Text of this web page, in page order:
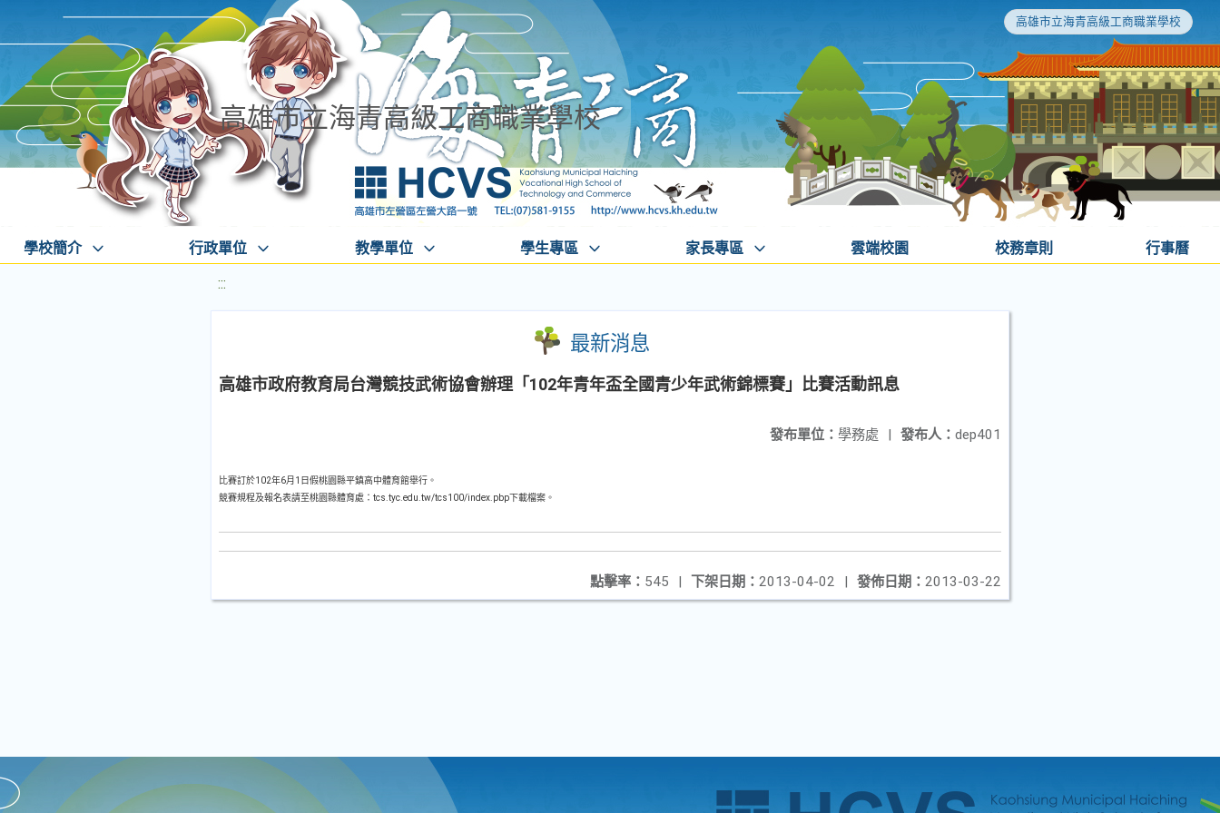
高雄市立海青高級工商職業學校
高雄市立海青高級工商職業學校
學校簡介 行政單位 教學單位 學生專區 家長專區 雲端校園 校務章則 行事曆
:::
最新消息
高雄市政府教育局台灣競技武術協會辦理「102年青年盃全國青少年武術錦標賽」比賽活動訊息
發布人： dep401
發布單位： 學務處 |
比賽訂於102年6月1日假桃園縣平鎮高中體育館舉行。
競賽規程及報名表請至桃園縣體育處：tcs.tyc.edu.tw/tcs100/index.pbp下載檔案。
發佈日期： 2013-03-22
下架日期： 2013-04-02 |
點擊率： 545 |